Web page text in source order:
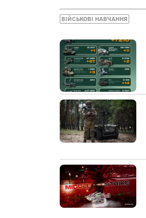
ВІЙСЬКОВІ НАВЧАННЯ